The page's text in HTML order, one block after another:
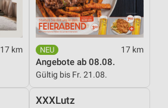
17 km 17 km
Angebote ab 08.08.
Gültig bis Fr. 21.08.
XXXLutz